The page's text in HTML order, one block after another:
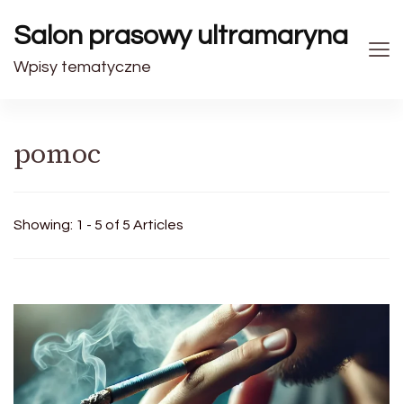
Salon prasowy ultramaryna
Wpisy tematyczne
pomoc
Showing: 1 - 5 of 5 Articles